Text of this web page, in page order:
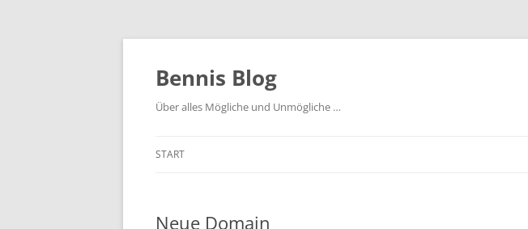
Zum
Bennis Blog
Über alles Mögliche und Unmögliche …
START
Neue Domain